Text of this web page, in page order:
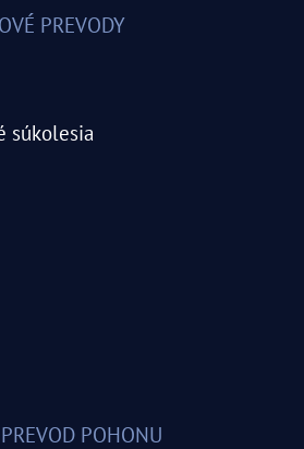
PREVODY
súkolesia
POHONU